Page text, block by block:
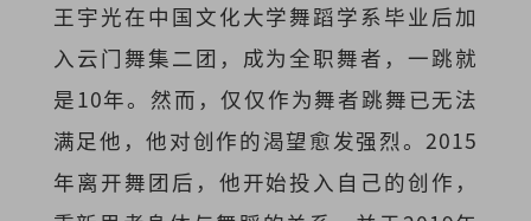
王宇光在中国文化大学舞蹈学系毕业后加
入云门舞集二团，成为全职舞者，一跳就
是10年。然而，仅仅作为舞者跳舞已无法
满足他，他对创作的渴望愈发强烈。2015
年离开舞团后，他开始投入自己的创作，